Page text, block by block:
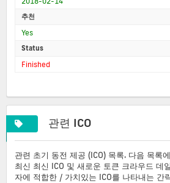
추천
Yes
Status
Finished
관련 ICO
관련 초기 동전 제공 (ICO) 목록. 다음 목록
최신 최신 ICO 및 새로운 토큰 크라우드 데
자에 적합한 / 가치있는 ICO를 나타내는 간